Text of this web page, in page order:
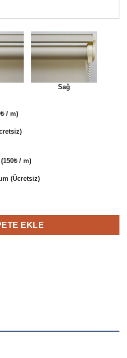
Sağ
/ m)
/ m)
(Ücretsiz)
Bambu adet
EKLE